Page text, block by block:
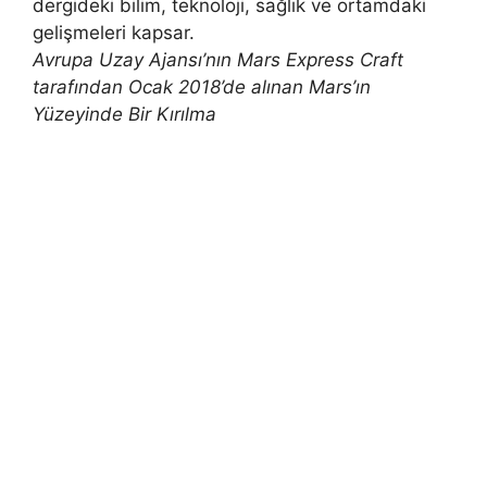
Avrupa Uzay Ajansı’nın Mars Express Craft
tarafından Ocak 2018’de alınan Mars’ın
Yüzeyinde Bir Kırılma